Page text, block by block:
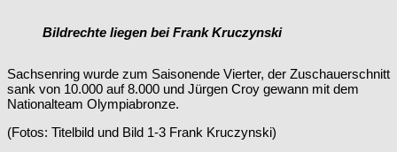
Bildrechte liegen bei Frank Kruczynski
Sachsenring wurde zum Saisonende Vierter, der Zuschauerschnitt
sank von 10.000 auf 8.000 und Jürgen Croy gewann mit dem
Nationalteam Olympiabronze.
(Fotos: Titelbild und Bild 1-3 Frank Kruczynski)